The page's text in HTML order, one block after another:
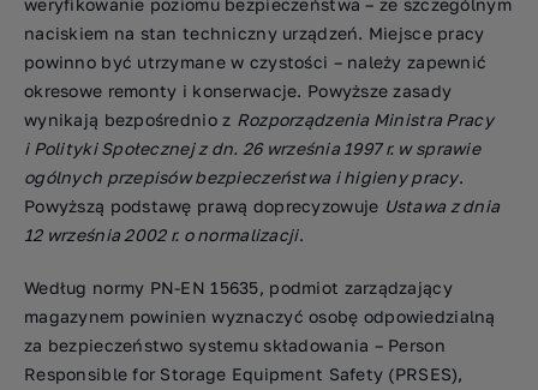
naciskiem na stan techniczny urządzeń. Miejsce pracy
powinno być utrzymane w czystości – należy zapewnić
okresowe remonty i konserwacje. Powyższe zasady
wynikają bezpośrednio z Rozporządzenia Ministra Pracy
i Polityki Społecznej z dn. 26 września 1997 r. w sprawie
ogólnych przepisów bezpieczeństwa i higieny pracy.
Powyższą podstawę prawą doprecyzowuje Ustawa z dnia
12 września 2002 r. o normalizacji.
Według normy PN-EN 15635, podmiot zarządzający
magazynem powinien wyznaczyć osobę odpowiedzialną
za bezpieczeństwo systemu składowania – Person
Responsible for Storage Equipment Safety (PRSES),